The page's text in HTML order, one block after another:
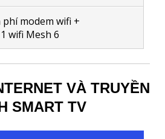
phí modem wifi +
1 wifi Mesh 6
VÀ TRUYỀN
SMART TV